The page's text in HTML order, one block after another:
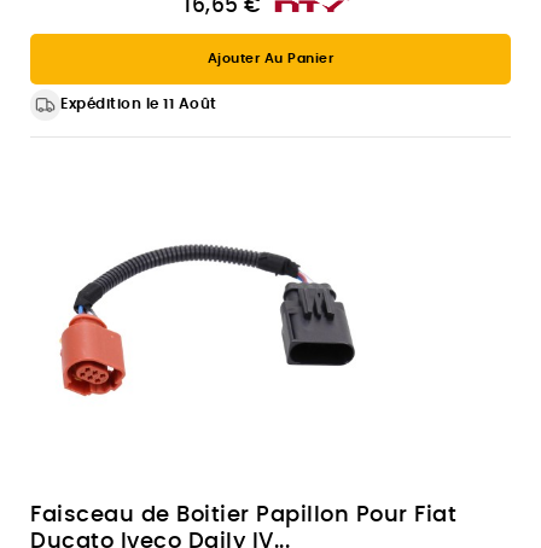
16,65 €
Ajouter Au Panier
Expédition le 11 Août
Faisceau de Boitier Papillon Pour Fiat
Ducato Iveco Daily IV...